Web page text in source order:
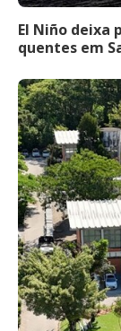
El Niño deixa
quentes em